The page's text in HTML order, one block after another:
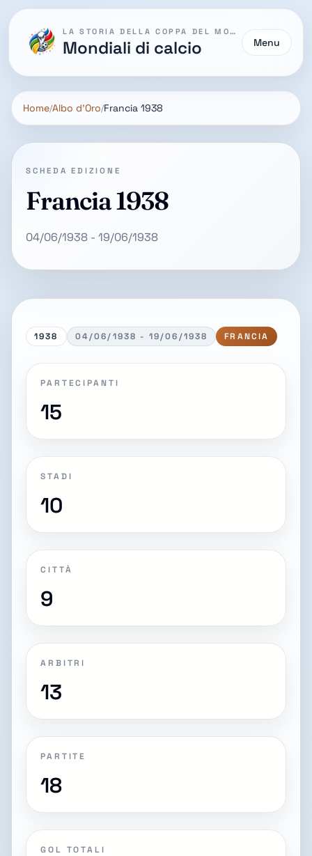
LA STORIA DELLA COPPA DEL MONDO
Mondiali di calcio Menu
Home Albo d'Oro Francia 1938
SCHEDA EDIZIONE
Francia 1938
04/06/1938 - 19/06/1938
1938 04/06/1938 - 19/06/1938 FRANCIA
PARTECIPANTI
15
STADI
10
CITTÀ
9
ARBITRI
13
PARTITE
18
GOL TOTALI